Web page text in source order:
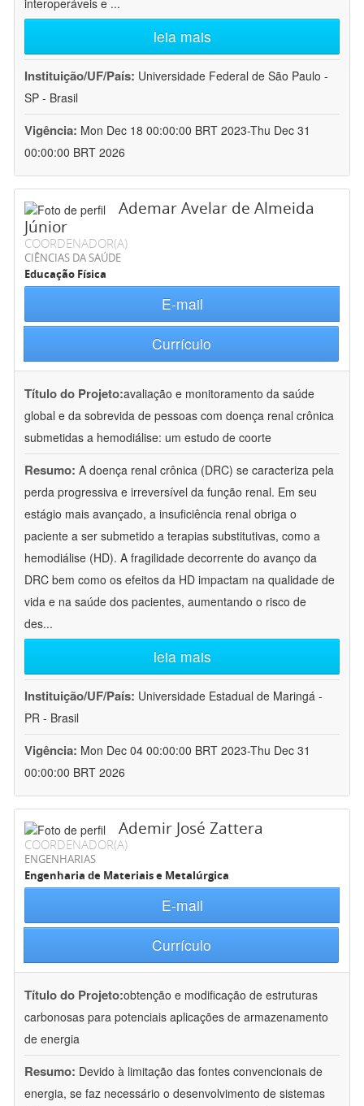
interoperáveis e ...
leia mais
Instituição/UF/País: Universidade Federal de São Paulo -
SP - Brasil
Vigência: Mon Dec 18 00:00:00 BRT 2023-Thu Dec 31
00:00:00 BRT 2026
Ademar Avelar de Almeida
Júnior
COORDENADOR(A)
CIÊNCIAS DA SAÚDE
Educação Física
E-mail
Currículo
Título do Projeto:avaliação e monitoramento da saúde
global e da sobrevida de pessoas com doença renal crônica
submetidas a hemodiálise: um estudo de coorte
Resumo: A doença renal crônica (DRC) se caracteriza pela
perda progressiva e irreversível da função renal. Em seu
estágio mais avançado, a insuficiência renal obriga o
paciente a ser submetido a terapias substitutivas, como a
hemodiálise (HD). A fragilidade decorrente do avanço da
DRC bem como os efeitos da HD impactam na qualidade de
vida e na saúde dos pacientes, aumentando o risco de
des...
leia mais
Instituição/UF/País: Universidade Estadual de Maringá -
PR - Brasil
Vigência: Mon Dec 04 00:00:00 BRT 2023-Thu Dec 31
00:00:00 BRT 2026
Ademir José Zattera
COORDENADOR(A)
ENGENHARIAS
Engenharia de Materiais e Metalúrgica
E-mail
Currículo
Título do Projeto:obtenção e modificação de estruturas
carbonosas para potenciais aplicações de armazenamento
de energia
Resumo: Devido à limitação das fontes convencionais de
energia, se faz necessário o desenvolvimento de sistemas